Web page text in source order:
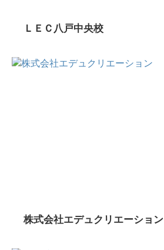
ＬＥＣ八戸中央校
株式会社エデュクリエーション